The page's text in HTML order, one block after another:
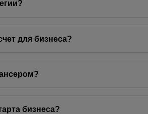
для бизнеса?
бизнеса?